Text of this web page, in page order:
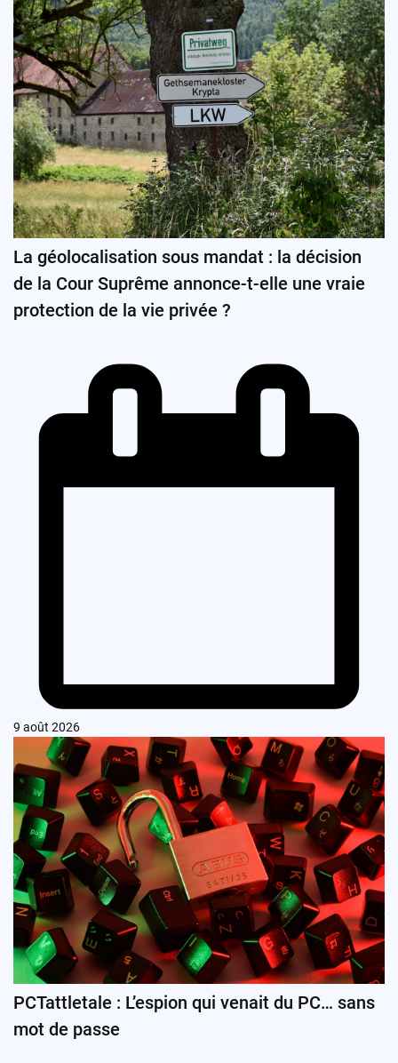
La géolocalisation sous mandat : la décision
de la Cour Suprême annonce-t-elle une vraie
protection de la vie privée ?
9 août 2026
PCTattletale : L’espion qui venait du PC… sans
mot de passe